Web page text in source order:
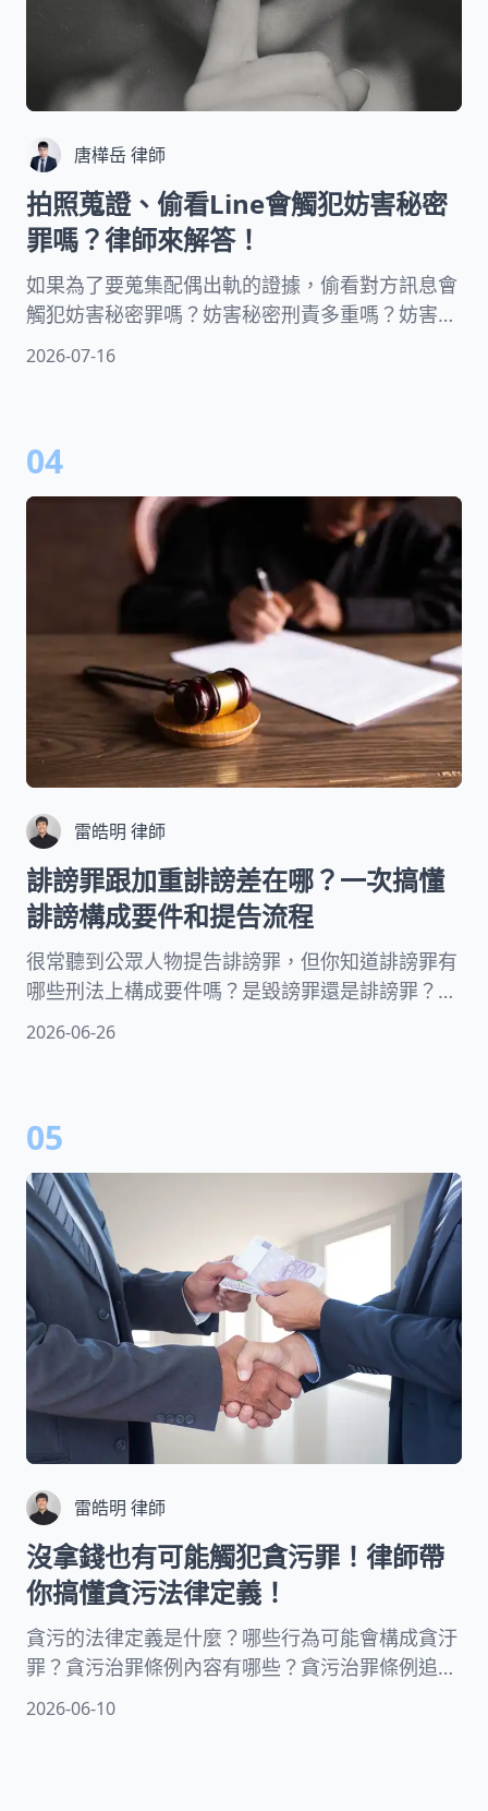
唐樺岳 律師
拍照蒐證、偷看Line會觸犯妨害秘密
罪嗎？律師來解答！
如果為了要蒐集配偶出軌的證據，偷看對方訊息會
觸犯妨害秘密罪嗎？妨害秘密刑責多重嗎？妨害秘
密罪和解有用嗎？本文中律師將分享妨害秘密罪的
2026-07-16
04
雷皓明 律師
誹謗罪跟加重誹謗差在哪？一次搞懂
誹謗構成要件和提告流程
很常聽到公眾人物提告誹謗罪，但你知道誹謗罪有
哪些刑法上構成要件嗎？是毀謗罪還是誹謗罪？單
純罵髒話會觸犯誹謗罪嗎？加重誹謗罪又是什麼？
2026-06-26
05
雷皓明 律師
沒拿錢也有可能觸犯貪污罪！律師帶
你搞懂貪污法律定義！
貪污的法律定義是什麼？哪些行為可能會構成貪汙
罪？貪污治罪條例內容有哪些？貪污治罪條例追訴
期多長？別以為只有公務員會觸犯貪污罪！本文律
2026-06-10